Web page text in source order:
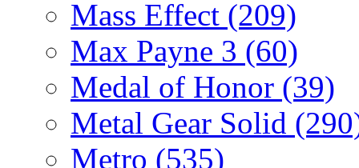
Mass Effect (209)
Max Payne 3 (60)
Medal of Honor (39)
Metal Gear Solid
Metro (535)